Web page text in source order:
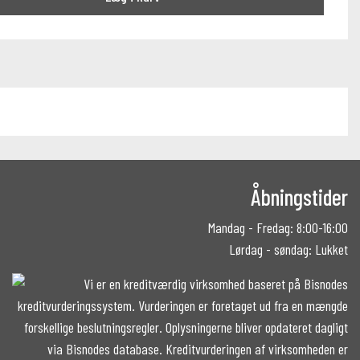
Åbningstider
Mandag - Fredag: 8:00-16:00
Lørdag - søndag: Lukket